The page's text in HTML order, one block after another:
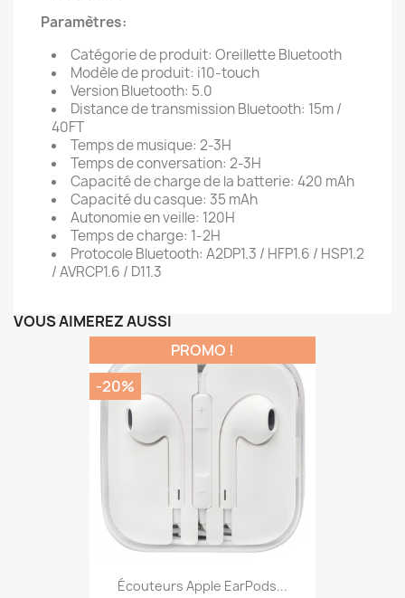
Paramètres:
Catégorie de produit: Oreillette Bluetooth
Modèle de produit: i10-touch
Version Bluetooth: 5.0
Distance de transmission Bluetooth: 15m /
40FT
Temps de musique: 2-3H
Temps de conversation: 2-3H
Capacité de charge de la batterie: 420 mAh
Capacité du casque: 35 mAh
Autonomie en veille: 120H
Temps de charge: 1-2H
Protocole Bluetooth: A2DP1.3 / HFP1.6 / HSP1.2
/ AVRCP1.6 / D11.3
VOUS AIMEREZ AUSSI
Écouteurs Apple EarPods...
PROMO !
-20%